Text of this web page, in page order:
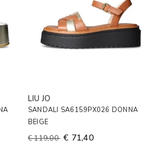
LIU JO
SANDALI SA6159PX026 DONNA
BEIGE
€ 119,00 € 71,40